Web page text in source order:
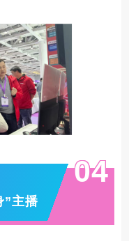
”主播
04